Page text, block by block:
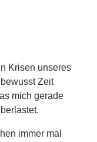
Krisen unseres
Zeit
mich gerade
immer mal